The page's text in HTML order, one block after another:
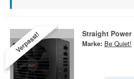
Verpasst! Straight Power
Marke: Be Quiet!